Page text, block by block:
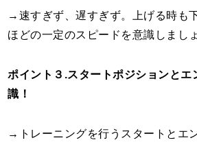
→速すぎず、遅すぎず。上げる時も
ほどの一定のスピードを意識しまし
ポイント３.スタートポジションとエ
識！
→トレーニングを行うスタートとエ